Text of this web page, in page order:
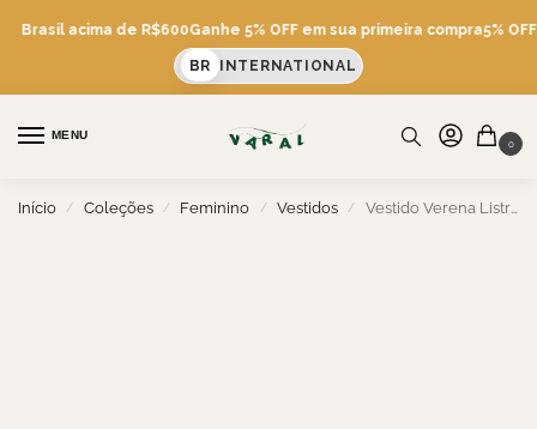
Brasil acima de R$600Ganhe 5% OFF em sua primeira compra5% OFF
BR INTERNATIONAL
MENU
0
Início / Coleções / Feminino / Vestidos / Vestido Verena Listras